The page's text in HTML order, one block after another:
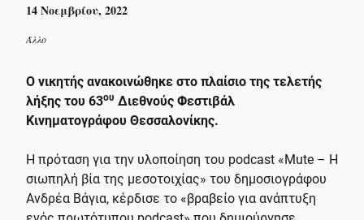
14 Νοεμβρίου, 2022
Άλλο
Ο νικητής ανακοινώθηκε στο πλαίσιο της τελετής
λήξης του 63ου Διεθνούς Φεστιβάλ
Κινηματογράφου Θεσσαλονίκης.
Η πρόταση για την υλοποίηση του podcast «Mute – Η
σιωπηλή βία της μεσοτοιχίας» του δημοσιογράφου
Ανδρέα Βάγια, κέρδισε το «βραβείο για ανάπτυξη